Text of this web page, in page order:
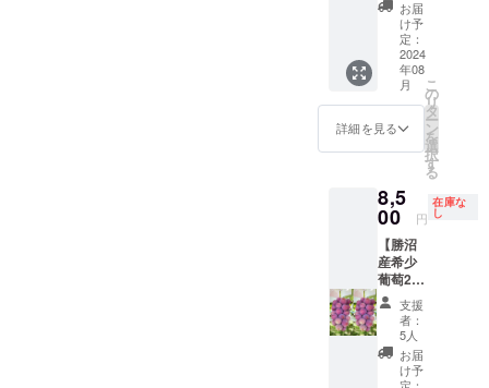
※葡萄の
梱包や
配送に
つきま
して、
最善を
尽くし
ます。
房あた
りの重
量は目
安とな
りま
す。 ※
配送中
場合が
ござい
ます。
※葡萄の
梱包や
配送に
つきま
して、
最善を
尽くし
ます。
届けい
たしま
す。
【重
量】(目
安）1房
あたり
500g前
後 【配
法】通
常便(常
温便) ※
農産物
の為、1
房あた
りの重
量は目
安とな
りま
す。 ※
お届
け予
定：
2024
年08
月
詳細を見る
こ
の
リ
タ
ー
ン
を
選
択
す
る
8,5
00 円
在庫な
し
【勝沼
産希少
葡萄2房
セッ
ト】安
芸ク
イーン×
安芸ク
イーン
支援
者：
5人
お届
け予
定：